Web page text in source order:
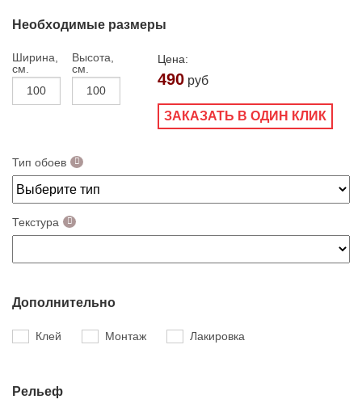
Необходимые размеры
Ширина,
см.
Высота,
см.
Цена:
490 руб
ЗАКАЗАТЬ В ОДИН КЛИК
Тип обоев
Текстура
Дополнительно
Клей Монтаж Лакировка
Рельеф